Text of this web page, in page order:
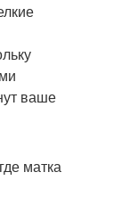
ваше
матка